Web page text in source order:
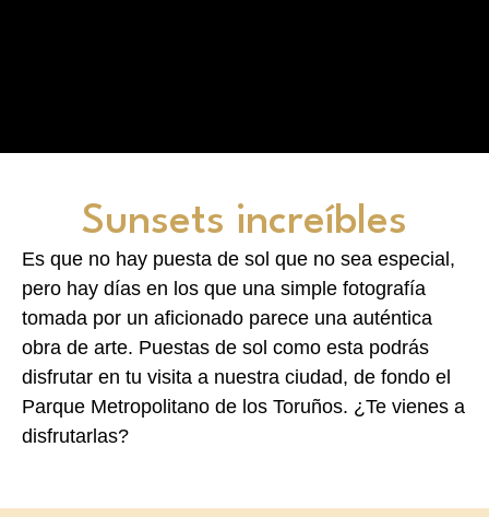
Sunsets increíbles
Es que no hay puesta de sol que no sea especial,
pero hay días en los que una simple fotografía
tomada por un aficionado parece una auténtica
obra de arte. Puestas de sol como esta podrás
disfrutar en tu visita a nuestra ciudad, de fondo el
Parque Metropolitano de los Toruños. ¿Te vienes a
disfrutarlas?